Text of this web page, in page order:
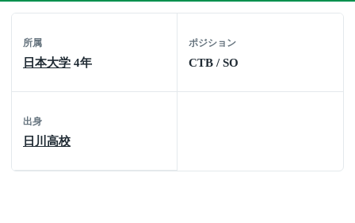
所属
日本大学 4年
ポジション
CTB / SO
出身
日川高校